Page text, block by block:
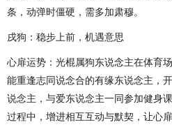
条，动弹时僵硬，需多加肃穆。
戌狗：稳步上前，机遇意思
心扉运势：光棍属狗东说念主在体育
能重逢志同说念合的有缘东说念主，
说念主，与爱东说念主一同参加健身
过程中，增进相互互动与默契，让心扉